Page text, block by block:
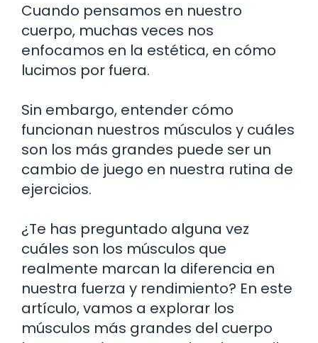
Cuando pensamos en nuestro
cuerpo, muchas veces nos
enfocamos en la estética, en cómo
lucimos por fuera.
Sin embargo, entender cómo
funcionan nuestros músculos y cuáles
son los más grandes puede ser un
cambio de juego en nuestra rutina de
ejercicios.
¿Te has preguntado alguna vez
cuáles son los músculos que
realmente marcan la diferencia en
nuestra fuerza y rendimiento? En este
artículo, vamos a explorar los
músculos más grandes del cuerpo